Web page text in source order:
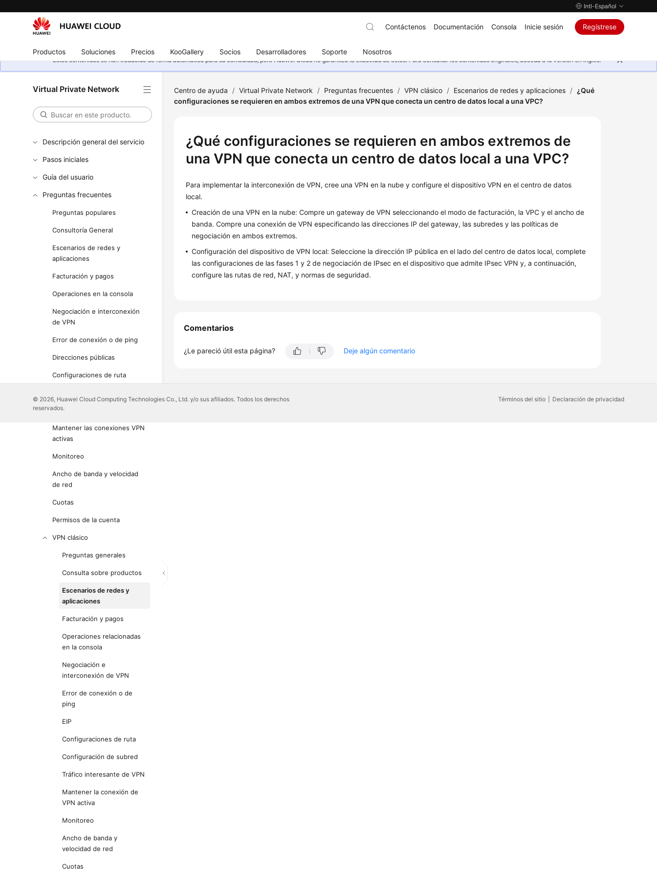
Intl-Español
Productos Soluciones Precios KooGallery Socios Desarrolladores Soporte Nosotros
Contáctenos Documentación Consola Inicie sesión Regístrese
Estos contenidos se han traducido de forma automática para su comodidad, pero Huawei Cloud no garantiza la exactitud de estos. Para consultar los contenidos originales, acceda a la versión en inglés.
Virtual Private Network
Descripción general del servicio
Pasos iniciales
Guía del usuario
Preguntas frecuentes
Preguntas populares
Consultoría General
Escenarios de redes y
aplicaciones
Facturación y pagos
Operaciones en la consola
Negociación e interconexión
de VPN
Error de conexión o de ping
Direcciones públicas
Configuraciones de ruta
Tráfico interesante de VPN
Mantener las conexiones VPN
activas
Monitoreo
Ancho de banda y velocidad
de red
Cuotas
Permisos de la cuenta
VPN clásico
Preguntas generales
Consulta sobre productos
Escenarios de redes y
aplicaciones
Facturación y pagos
Operaciones relacionadas
en la consola
Negociación e
interconexión de VPN
Error de conexión o de
ping
EIP
Configuraciones de ruta
Configuración de subred
Tráfico interesante de VPN
Mantener la conexión de
VPN activa
Monitoreo
Ancho de banda y
velocidad de red
Cuotas
Centro de ayuda / Virtual Private Network / Preguntas frecuentes / VPN clásico / Escenarios de redes y aplicaciones / ¿Qué
configuraciones se requieren en ambos extremos de una VPN que conecta un centro de datos local a una VPC?
¿Qué configuraciones se requieren en ambos extremos de
una VPN que conecta un centro de datos local a una VPC?
Para implementar la interconexión de VPN, cree una VPN en la nube y configure el dispositivo VPN en el centro de datos
local.
Creación de una VPN en la nube: Compre un gateway de VPN seleccionando el modo de facturación, la VPC y el ancho de
banda. Compre una conexión de VPN especificando las direcciones IP del gateway, las subredes y las políticas de
negociación en ambos extremos.
Configuración del dispositivo de VPN local: Seleccione la dirección IP pública en el lado del centro de datos local, complete
las configuraciones de las fases 1 y 2 de negociación de IPsec en el dispositivo que admite IPsec VPN y, a continuación,
configure las rutas de red, NAT, y normas de seguridad.
Comentarios
¿Le pareció útil esta página? Deje algún comentario
© 2026, Huawei Cloud Computing Technologies Co., Ltd. y/o sus afiliados. Todos los derechos
reservados.
Términos del sitio Declaración de privacidad